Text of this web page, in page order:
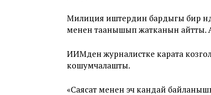
Милиция иштердин бардыгы бир
менен таанышып жатканын айтты.
ИИМден журналистке карата
кошумчалашты.
«Саясат менен эч кандай